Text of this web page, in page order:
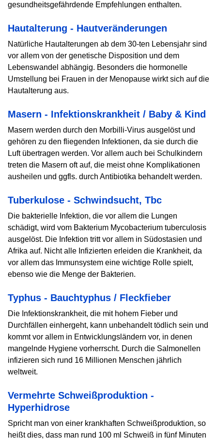
gesundheitsgefährdende Empfehlungen enthalten.
Hautalterung - Hautveränderungen
Natürliche Hautalterungen ab dem 30-ten Lebensjahr sind
vor allem von der genetische Disposition und dem
Lebenswandel abhängig. Besonders die hormonelle
Umstellung bei Frauen in der Menopause wirkt sich auf die
Hautalterung aus.
Masern - Infektionskrankheit / Baby & Kind
Masern werden durch den Morbilli-Virus ausgelöst und
gehören zu den fliegenden Infektionen, da sie durch die
Luft übertragen werden. Vor allem auch bei Schulkindern
treten die Masern oft auf, die meist ohne Komplikationen
ausheilen und ggfls. durch Antibiotika behandelt werden.
Tuberkulose - Schwindsucht, Tbc
Die bakterielle Infektion, die vor allem die Lungen
schädigt, wird vom Bakterium Mycobacterium tuberculosis
ausgelöst. Die Infektion tritt vor allem in Südostasien und
Afrika auf. Nicht alle Infizierten erleiden die Krankheit, da
vor allem das Immunsystem eine wichtige Rolle spielt,
ebenso wie die Menge der Bakterien.
Typhus - Bauchtyphus / Fleckfieber
Die Infektionskrankheit, die mit hohem Fieber und
Durchfällen einhergeht, kann unbehandelt tödlich sein und
kommt vor allem in Entwicklungsländern vor, in denen
mangelnde Hygiene vorherrscht. Durch die Salmonellen
infizieren sich rund 16 Millionen Menschen jährlich
weltweit.
Vermehrte Schweißproduktion -
Hyperhidrose
Spricht man von einer krankhaften Schweißproduktion, so
heißt dies, dass man rund 100 ml Schweiß in fünf Minuten